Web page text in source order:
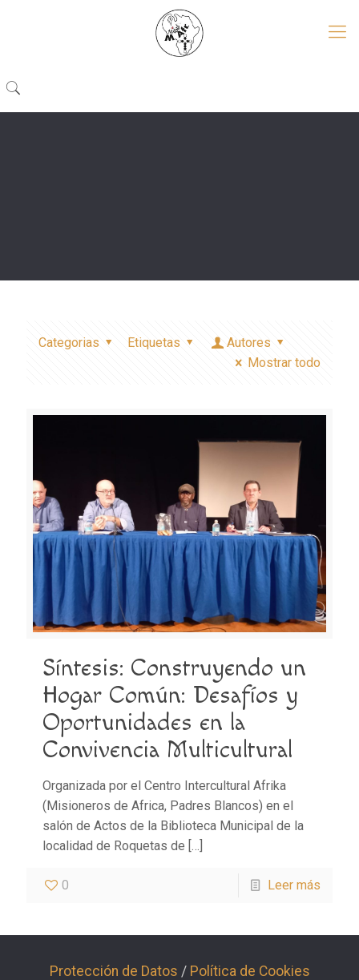
Categorias Etiquetas
Autores
Mostrar todo
Síntesis: Construyendo un
Hogar Común: Desafíos y
Oportunidades en la
Convivencia Multicultural
Organizada por el Centro Intercultural Afrika
(Misioneros de Africa, Padres Blancos) en el
salón de Actos de la Biblioteca Municipal de la
localidad de Roquetas de […]
0 Leer más
Protección de Datos / Política de Cookies